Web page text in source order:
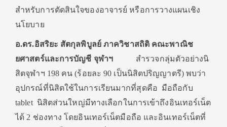
สำหรับการตัดสินใจของอาจารย์ หรือการวางแผนเชิง
นโยบาย
อ.ดร.อิสริยะ สัตกุลพิบูลย์ ภาควิชาสถิติ คณะพาณิช
ยศาสตร์และการบัญชี จุฬาฯ
สำรวจกลุ่มตัวอย่างนิ
สิตจุฬาฯ 198 คน (ร้อยละ 90 เป็นนิสิตปริญญาตรี) พบว่า
อุปกรณ์ที่นิสิตใช้ในการเรียนมากที่สุดคือ มือถือกับ
tablet นิสิตส่วนใหญ่มีทางเลือกในการเข้าถึงอินเทอร์เน็ต
ได้ 2 ช่องทาง โดยอินเทอร์เน็ตมือถือ และอินเทอร์เน็ตที่